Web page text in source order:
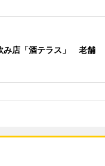
み店「酒テラス」 老舗